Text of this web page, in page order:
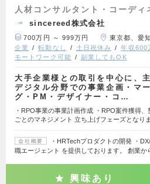
人材コンサルタント・コーディ
sincereed株式会社
700万円 ～ 999万円 東京都、愛
企業
転勤なし 土日祝休み 年収600
モートワーク可能
副業してもOK
大手企業様との取引を中心に、
デジタル分野での事業企画・マ
グ・PM・デザイナー・コ…
・RPO事業の事業計画作成 ・RPO案件獲得
ごとのマネジメント 立ち上げフェーズとなり
会社概要
・HRTechプロダクトの開発 ・
職エージェント を提供しております。 創業か
興味あり